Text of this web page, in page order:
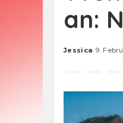
an:
Posted
Jessica 9.